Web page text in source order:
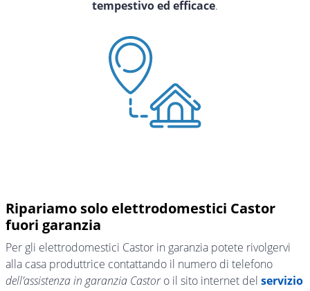
tempestivo ed efficace.
Ripariamo solo elettrodomestici Castor
fuori garanzia
Per gli elettrodomestici Castor in garanzia potete rivolgervi
alla casa produttrice contattando il numero di telefono
dell’assistenza in garanzia Castoro il sito internet del servizio